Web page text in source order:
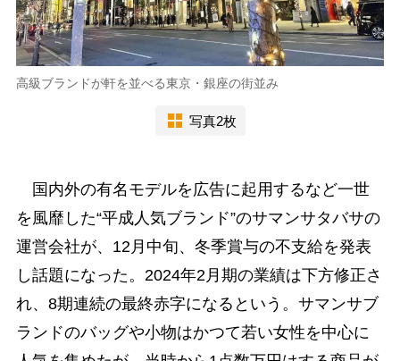
高級ブランドが軒を並べる東京・銀座の街並み
写真2枚
国内外の有名モデルを広告に起用するなど一世
を風靡した“平成人気ブランド”のサマンサタバサの
運営会社が、12月中旬、冬季賞与の不支給を発表
し話題になった。2024年2月期の業績は下方修正さ
れ、8期連続の最終赤字になるという。サマンサブ
ランドのバッグや小物はかつて若い女性を中心に